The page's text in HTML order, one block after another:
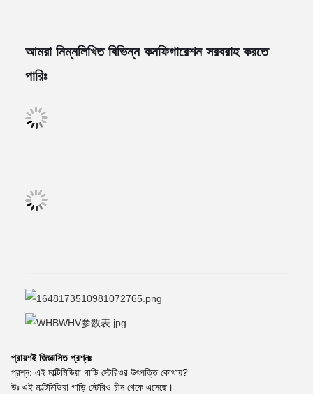
আমরা নিম্নলিখিত বিভিন্ন কনফিগারেশন সরবরাহ করতে
পারিঃ
প্রায়শই জিজ্ঞাসিত প্রশ্নঃ
প্রশ্ন: এই মাল্টিমিডিয়া গাড়ি স্টেরিওর উৎপত্তি কোথায়?
উঃ এই মাল্টিমিডিয়া গাড়ি স্টেরিও চীন থেকে এসেছে।